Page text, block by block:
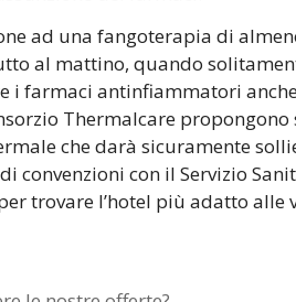
ad una fangoterapia di
al mattino, quando
i farmaci antinfiammatori
Thermalcare
che darà sicuramente
convenzioni con il Servizio
trovare l’hotel più adatto alle